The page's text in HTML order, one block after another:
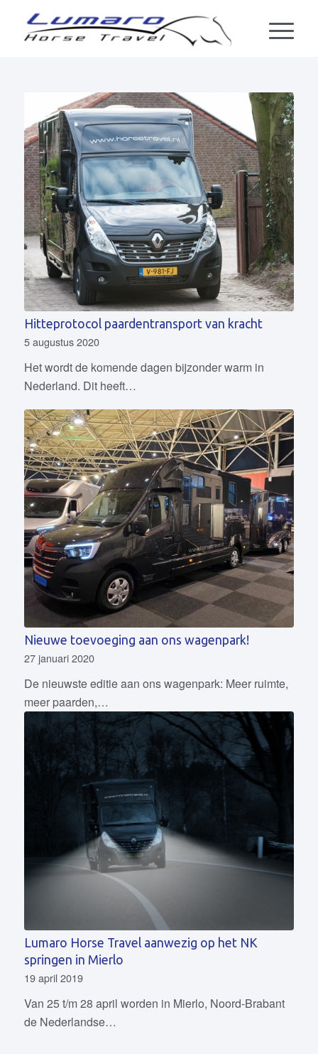
Hitteprotocol paardentransport van kracht
5 augustus 2020
Het wordt de komende dagen bijzonder warm in
Nederland. Dit heeft…
Nieuwe toevoeging aan ons wagenpark!
27 januari 2020
De nieuwste editie aan ons wagenpark: Meer ruimte,
meer paarden,…
Lumaro Horse Travel aanwezig op het NK
springen in Mierlo
19 april 2019
Van 25 t/m 28 april worden in Mierlo, Noord-Brabant
de Nederlandse…